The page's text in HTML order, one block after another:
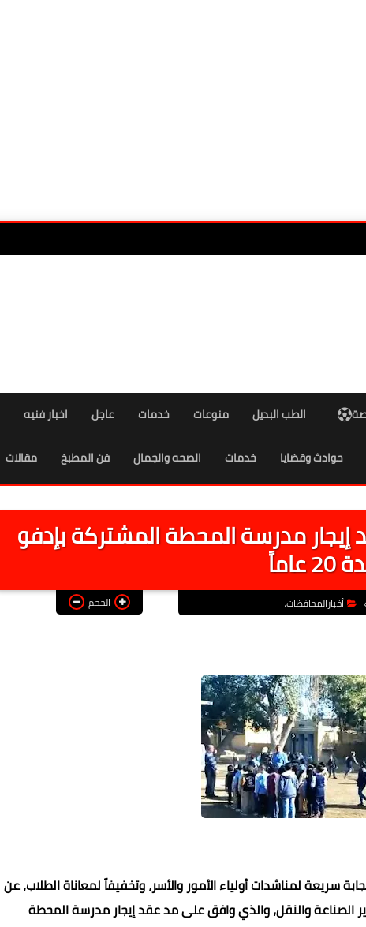
الطب البديل منوعات خدمات عاجل اخبار فنيه
حوادث وقضايا خدمات الصحه والجمال فن المطبخ مقالات
إيجار مدرسة المحطة المشتركة بإدفو
عاماً
أخبارالمحافظات، الحجم
سريعة لمناشدات أولياء الأمور والأسر، وتخفيفاً لمعاناة الطلاب،عن
الصناعة والنقل، والذي وافق على مد عقد إيجار مدرسة المحطة